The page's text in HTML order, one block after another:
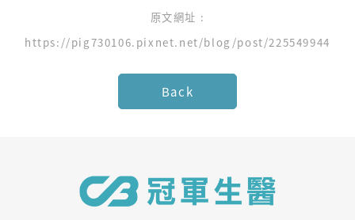
原文網址 :
https://pig730106.pixnet.net/blog/post/225549944
Back